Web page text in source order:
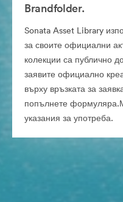
Brandfolder.
Sonata Asset Library
за своите официални
колекции са публично
заявите официално
върху връзката за
попълнете
указания за употреба.